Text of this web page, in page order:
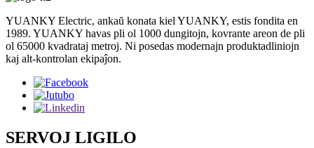
YUANKY Electric, ankaŭ konata kiel YUANKY, estis fondita en
1989. YUANKY havas pli ol 1000 dungitojn, kovrante areon de pli
ol 65000 kvadrataj metroj. Ni posedas modernajn produktadliniojn
kaj alt-kontrolan ekipaĵon.
SERVOJ LIGILO